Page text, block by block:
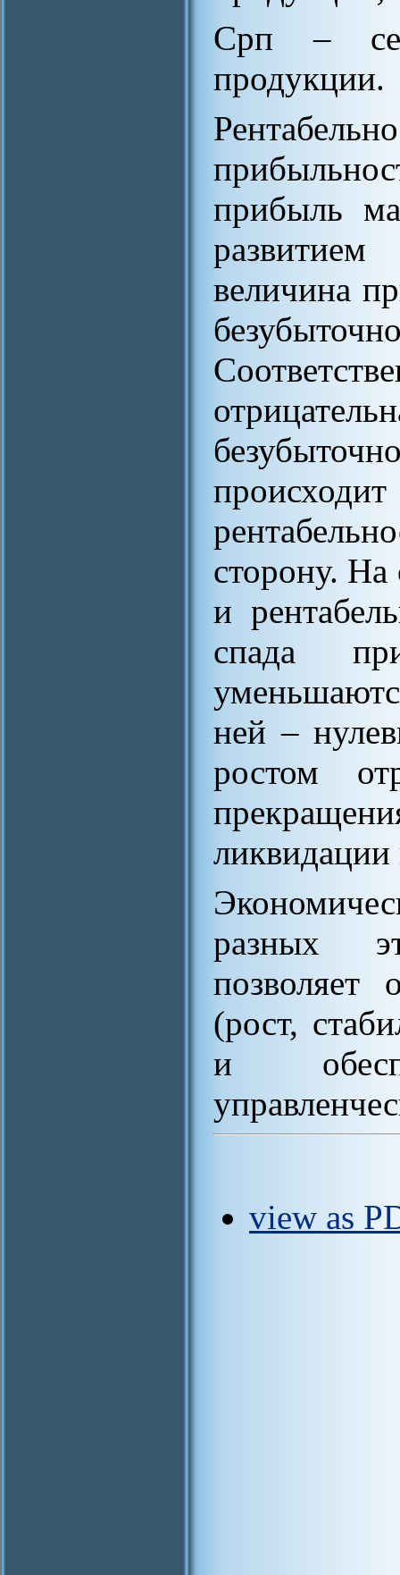
Срп –
продукции.
прибыль
развитием
величина
сторону. На
и
спада
ней –
ростом
ликвидации
разных
позволяет
(рост,
и
view as